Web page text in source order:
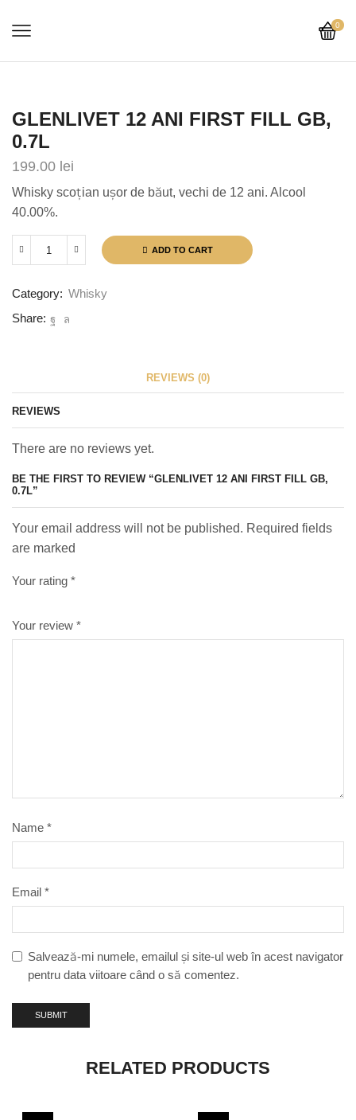
0
GLENLIVET 12 ANI FIRST FILL GB,
0.7L
199.00 lei
Whisky scoţian uşor de băut, vechi de 12 ani. Alcool
40.00%.
Glenlivet
First
GB,
ADD TO CART
Category: Whisky
Share:
REVIEWS (0)
REVIEWS
There are no reviews yet.
BE THE FIRST TO REVIEW “GLENLIVET 12 ANI FIRST FILL GB,
0.7L”
Your email address will not be published. Required fields
are marked
Your rating *
Your review *
Name *
Email *
Salvează-mi numele, emailul și site-ul web în acest navigator
pentru data viitoare când o să comentez.
RELATED PRODUCTS